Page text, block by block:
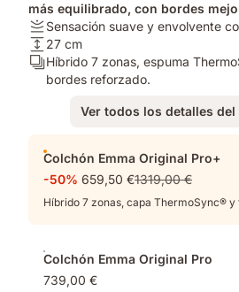
más equilibrado, con bordes
Firmeza:
Sensación
suave
equilibrado.
Sensación suave y envolvente
Altura
del
colchón:
27 cm
Número
zonas,
espuma
ThermoSync®
bordes
reforzado.
Híbrido 7 zonas, espuma
bordes reforzado.
Ver todos los detalles
Colchón Emma Original Pro+
-50% 659,50 €1319,00 €
Híbrido 7 zonas, capa ThermoSync® y
Colchón Emma Original Pro
739,00 €